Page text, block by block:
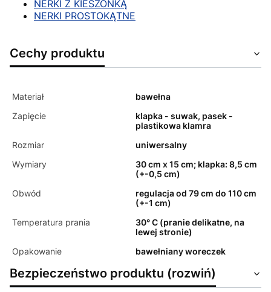
NERKI Z KIESZONKĄ
NERKI PROSTOKĄTNE
Cechy produktu
Materiał
bawełna
Zapięcie
klapka - suwak, pasek -
plastikowa klamra
Rozmiar
uniwersalny
Wymiary
30 cm x 15 cm; klapka: 8,5 cm
(+-0,5 cm)
Obwód
regulacja od 79 cm do 110 cm
(+-1 cm)
Temperatura prania
30° C (pranie delikatne, na
lewej stronie)
Opakowanie
bawełniany woreczek
Bezpieczeństwo produktu (rozwiń)